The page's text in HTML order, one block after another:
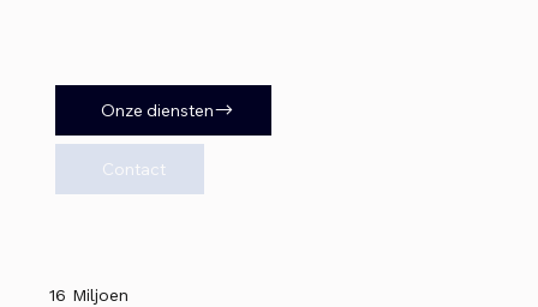
Onze diensten
Contact
16 Miljoen